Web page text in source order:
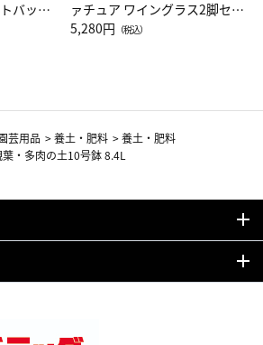
バッグ
）ス
ァチュア ワイングラス2脚セッ
ト（レッドワイン）
5,280円 （税込）
芸用品 >養土・肥料 >養土・肥料
・多肉の土10号鉢 8.4L